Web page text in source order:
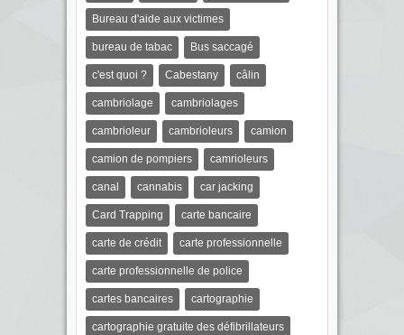
Bureau d'aide aux victimes
bureau de tabac Bus saccagé
c'est quoi ? Cabestany câlin
cambriolage cambriolages
cambrioleur cambrioleurs camion
camion de pompiers camrioleurs
canal cannabis car jacking
Card Trapping carte bancaire
carte de crédit carte professionnelle
carte professionnelle de police
cartes bancaires cartographie
cartographie gratuite des défibrillateurs